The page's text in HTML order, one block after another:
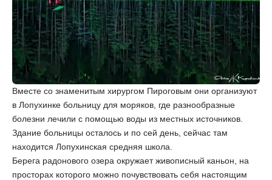
Вместе со знаменитым хирургом Пироговым они организуют
в Лопухинке больницу для моряков, где разнообразные
болезни лечили с помощью воды из местных источников.
Здание больницы осталось и по сей день, сейчас там
находится Лопухинская средняя школа.
Берега радонового озера окружает живописный каньон, на
просторах которого можно почувствовать себя настоящим